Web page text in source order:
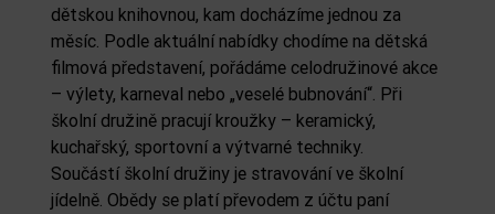
dětskou knihovnou, kam docházíme jednou za
měsíc. Podle aktuální nabídky chodíme na dětská
filmová představení, pořádáme celodružinové akce
– výlety, karneval nebo „veselé bubnování“. Při
školní družině pracují kroužky – keramický,
kuchařský, sportovní a výtvarné techniky.
Součástí školní družiny je stravování ve školní
jídelně. Obědy se platí převodem z účtu paní